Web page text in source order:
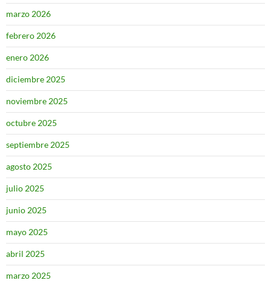
marzo 2026
febrero 2026
enero 2026
diciembre 2025
noviembre 2025
octubre 2025
septiembre 2025
agosto 2025
julio 2025
junio 2025
mayo 2025
abril 2025
marzo 2025